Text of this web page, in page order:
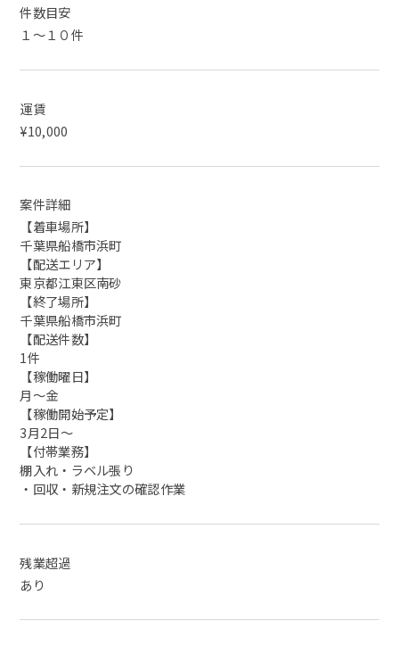
件数目安
１～１０件
運賃
¥10,000
案件詳細
【着車場所】
千葉県船橋市浜町
【配送エリア】
東京都江東区南砂
【終了場所】
千葉県船橋市浜町
【配送件数】
1件
【稼働曜日】
月～金
【稼働開始予定】
3月2日～
【付帯業務】
棚入れ・ラベル張り
・回収・新規注文の確認作業
残業超過
あり